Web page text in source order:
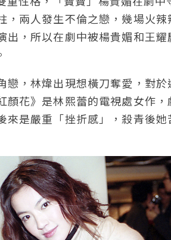
，兩人發生不倫之戀，幾場火
出，所以在劇中被楊貴媚和王
戀，林煒出現想橫刀奪愛，對
顏花》是林熙蕾的電視處女作
來是嚴重「挫折感」，殺青後